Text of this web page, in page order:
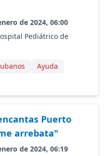
de 2024, 06:00
Pediátrico de
Ayuda
Puerto
arrebata"
de 2024, 06:19